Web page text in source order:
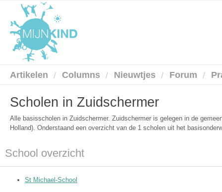
Artikelen Columns Nieuwtjes Forum
Scholen in Zuidschermer
Alle basisscholen in Zuidschermer. Zuidschermer is gelegen in de
Holland). Onderstaand een overzicht van de 1 scholen uit het
School overzicht
St Michael-School